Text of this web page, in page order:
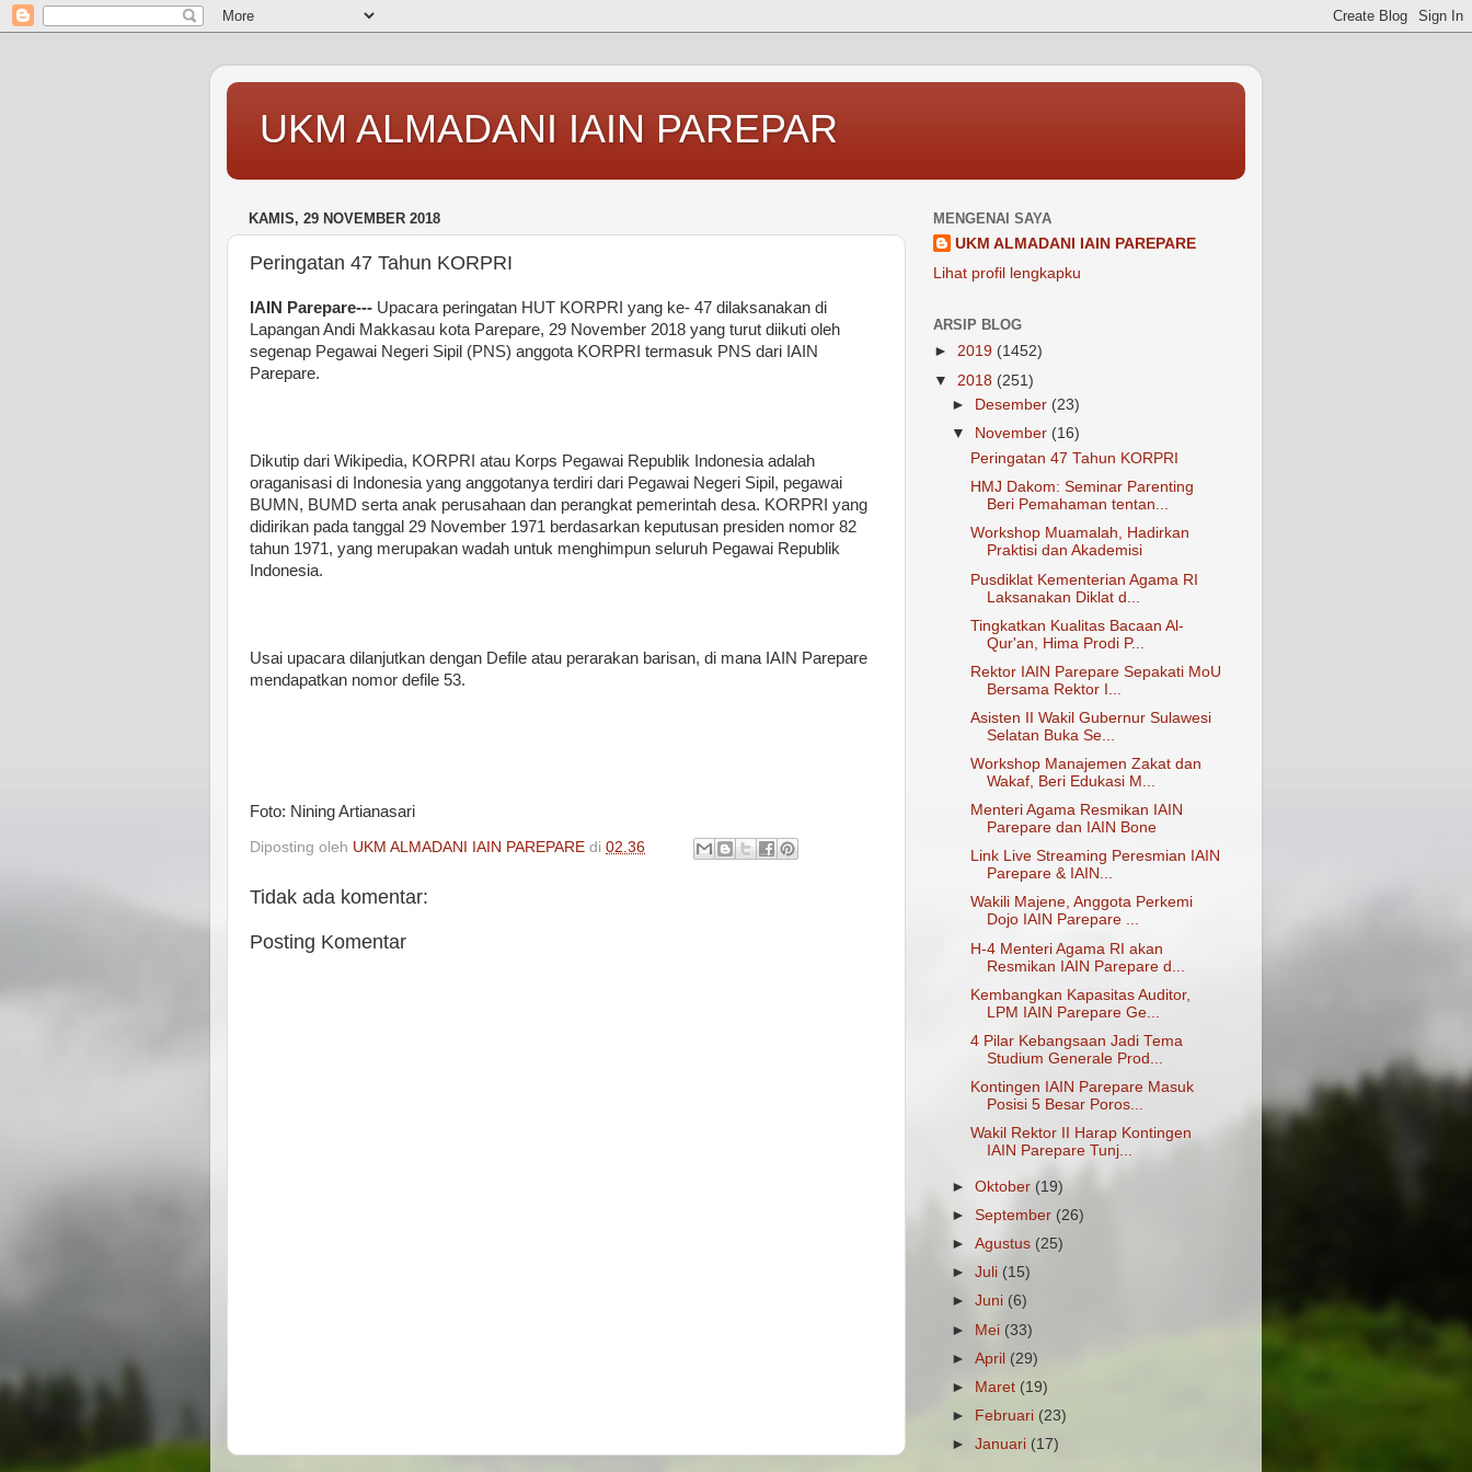
UKM ALMADANI IAIN PAREPAR
KAMIS, 29 NOVEMBER 2018
Peringatan 47 Tahun KORPRI
IAIN Parepare--- Upacara peringatan HUT KORPRI yang ke- 47 dilaksanakan di
Lapangan Andi Makkasau kota Parepare, 29 November 2018 yang turut diikuti oleh
segenap Pegawai Negeri Sipil (PNS) anggota KORPRI termasuk PNS dari IAIN
Parepare.
Dikutip dari Wikipedia, KORPRI atau Korps Pegawai Republik Indonesia adalah
oraganisasi di Indonesia yang anggotanya terdiri dari Pegawai Negeri Sipil, pegawai
BUMN, BUMD serta anak perusahaan dan perangkat pemerintah desa. KORPRI yang
didirikan pada tanggal 29 November 1971 berdasarkan keputusan presiden nomor 82
tahun 1971, yang merupakan wadah untuk menghimpun seluruh Pegawai Republik
Indonesia.
Usai upacara dilanjutkan dengan Defile atau perarakan barisan, di mana IAIN Parepare
mendapatkan nomor defile 53.
Foto: Nining Artianasari
Diposting oleh UKM ALMADANI IAIN PAREPARE di 02.36
Tidak ada komentar:
Posting Komentar
MENGENAI SAYA
UKM ALMADANI IAIN PAREPARE
Lihat profil lengkapku
ARSIP BLOG
► 2019 (1452)
▼ 2018 (251)
►
Desember (23)
▼
November (16)
Peringatan 47 Tahun KORPRI
HMJ Dakom: Seminar Parenting
Beri Pemahaman tentan...
Workshop Muamalah, Hadirkan
Praktisi dan Akademisi
Pusdiklat Kementerian Agama RI
Laksanakan Diklat d...
Tingkatkan Kualitas Bacaan Al-
Qur'an, Hima Prodi P...
Rektor IAIN Parepare Sepakati MoU
Bersama Rektor I...
Asisten II Wakil Gubernur Sulawesi
Selatan Buka Se...
Workshop Manajemen Zakat dan
Wakaf, Beri Edukasi M...
Menteri Agama Resmikan IAIN
Parepare dan IAIN Bone
Link Live Streaming Peresmian IAIN
Parepare & IAIN...
Wakili Majene, Anggota Perkemi
Dojo IAIN Parepare ...
H-4 Menteri Agama RI akan
Resmikan IAIN Parepare d...
Kembangkan Kapasitas Auditor,
LPM IAIN Parepare Ge...
4 Pilar Kebangsaan Jadi Tema
Studium Generale Prod...
Kontingen IAIN Parepare Masuk
Posisi 5 Besar Poros...
Wakil Rektor II Harap Kontingen
IAIN Parepare Tunj...
►Oktober(19)
►September (26)
►Agustus (25)
►Juli (15)
►Juni (6)
► Mei (33)
►April (29)
►
Maret (19)
►
Februari (23)
►Januari (17)